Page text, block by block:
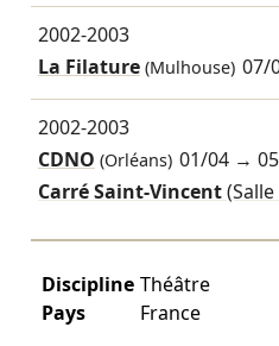
2002-2003
La Filature(Mulhouse) 07/
2002-2003
CDNO (Orléans) 01/04 →
Carré Saint-Vincent
Discipline Théâtre
Pays
France